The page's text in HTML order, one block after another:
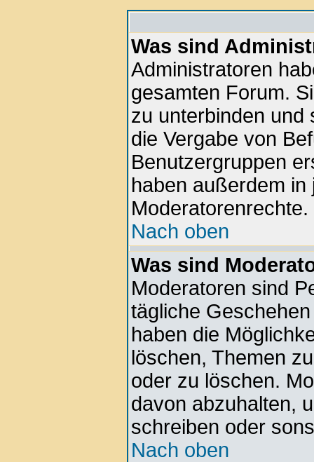
Was sind
Administratoren
gesamten Forum.
zu unterbinden und
die Vergabe von
Benutzergruppen
haben außerdem
Moderatorenrechte.
Nach oben
Was sind
Moderatoren sind
tägliche
haben die
löschen, Themen
oder zu löschen.
davon abzuhalten,
schreiben oder
Nach oben